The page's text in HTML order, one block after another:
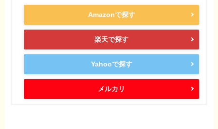
Amazonで探す
楽天で探す
Yahooで探す
メルカリ